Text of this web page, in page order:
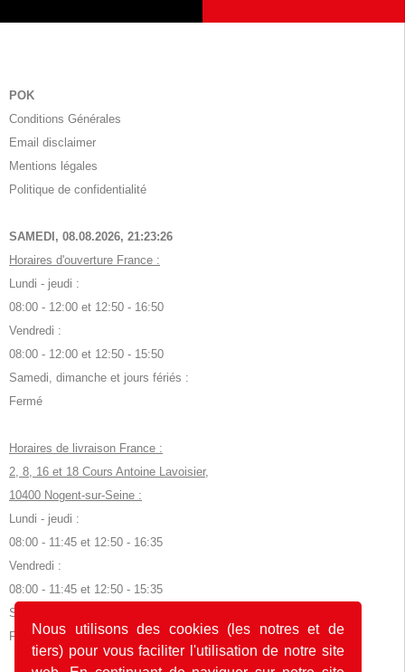
Nous utilisons des cookies (les notres et de
tiers) pour vous faciliter l'utilisation de notre site
POK
Conditions Générales
Email disclaimer
Mentions légales
Politique de confidentialité
SAMEDI, 08.08.2026, 21:23:27
Horaires d'ouverture France :
Lundi - jeudi :
08:00 - 12:00 et 12:50 - 16:50
Vendredi :
08:00 - 12:00 et 12:50 - 15:50
Samedi, dimanche et jours fériés :
Fermé
Horaires de livraison France :
2, 8, 16 et 18 Cours Antoine Lavoisier,
10400 Nogent-sur-Seine :
Lundi - jeudi :
08:00 - 11:45 et 12:50 - 16:35
Vendredi :
08:00 - 11:45 et 12:50 - 15:35
Samedi, dimanche et jours fériés :
Fermé